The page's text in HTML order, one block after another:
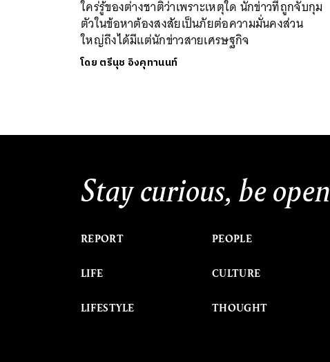
ใคร่รู้ของต่างชาติว่าเพราะเหตุใด นักข่าวที่ถูกจับกุม
ตัวในข้อหาต้องสงสัยเป็นภัยต่อความมั่นคงส่วน
ใหญ่ถึงได้มีแต่นักข่าวสายเศรษฐกิจ
โดย ตรีนุช อิงคุทานนท์
Stay curious, be open
REPORT
LIFE
LIFESTYLE
PEOPLE
CULTURE
THOUGHT